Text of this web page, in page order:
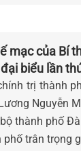
mạc của Bí
biểu lần
2030trị thành
Nguyễn
thành phố
trân trọng